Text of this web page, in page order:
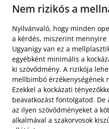
Nem rizikós a
Nyilvánvaló, hogy minden
a kérdés, miszerint mennyire
Ugyanígy van ez a
egyébként minimális a
ki szövődmény. A rizikója
mellbimbó érzékenységének
Ezekkel a kockázati
beavatkozást fontolgatod.
az ilyen szövődményeket a
alkalmával a szakorvosok